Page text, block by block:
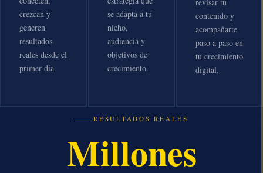
crezcan y
generen
resultados
reales desde el
primer día.
se adapta a tu
nicho,
audiencia y
objetivos de
crecimiento.
revisar tu
contenido y
acompañarte
paso a paso en
tu crecimiento
digital.
RESULTADOS REALES
Millones